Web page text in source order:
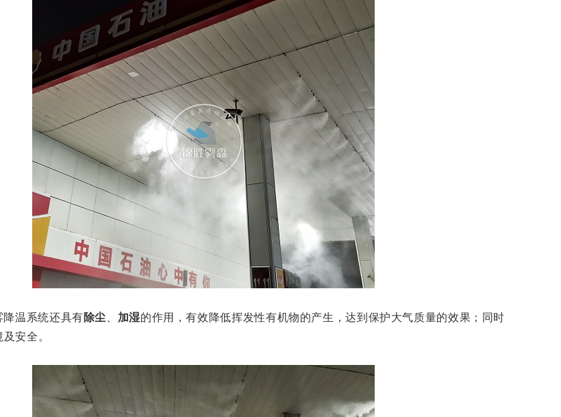
温系统还具有除尘、 加湿的作用，有效降低挥发性有机物的产生，达到保护大气质量的效果；同时
安全。